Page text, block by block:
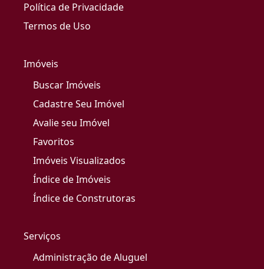
Política de Privacidade
Termos de Uso
Imóveis
Buscar Imóveis
Cadastre Seu Imóvel
Avalie seu Imóvel
Favoritos
Imóveis Visualizados
Índice de Imóveis
Índice de Construtoras
Serviços
Administração de Aluguel